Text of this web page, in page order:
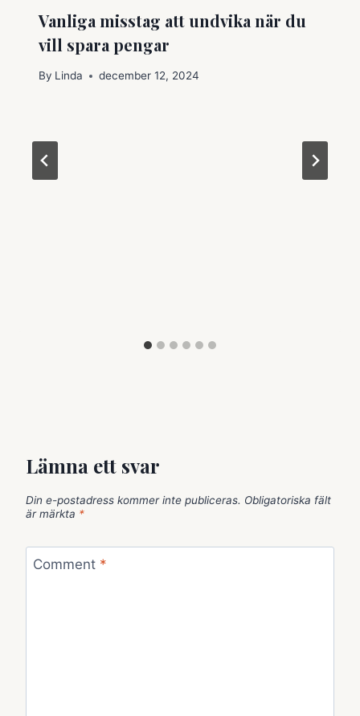
Vanliga misstag att undvika när du
vill spara pengar
By Linda december 12, 2024
Lämna ett svar
Din e-postadress kommer inte publiceras. Obligatoriska fält
är märkta *
Comment *